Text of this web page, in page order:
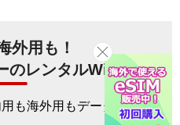
外用も！
のレンタルWiFi
も海外用もデータ容量な